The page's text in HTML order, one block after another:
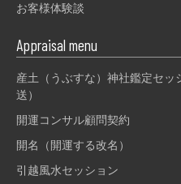
お客様体験談
Appraisal menu
産土（うぶすな）神社鑑定セ
送）
開運コンサル顧問契約
開名（開運する改名）
引越風水セッション